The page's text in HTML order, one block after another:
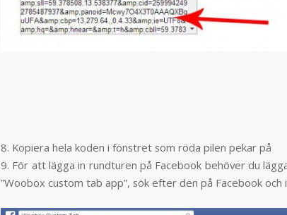
8. Kopiera hela koden i fönstret som röda pilen pekar på
9. För att lägga in rundturen på Facebook behöver du
”Woobox custom tab app”, sök efter den på Facebook och